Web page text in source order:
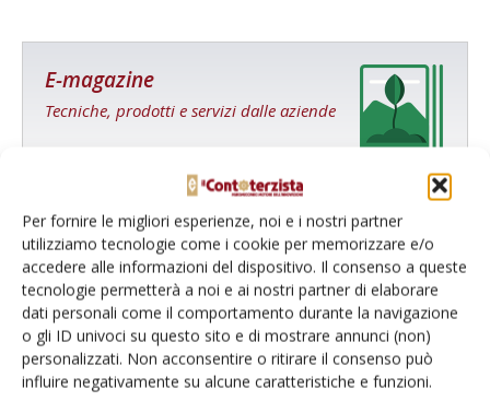
Per fornire le migliori esperienze, noi e i nostri partner
utilizziamo tecnologie come i cookie per memorizzare e/o
accedere alle informazioni del dispositivo. Il consenso a queste
tecnologie permetterà a noi e ai nostri partner di elaborare
dati personali come il comportamento durante la navigazione
o gli ID univoci su questo sito e di mostrare annunci (non)
personalizzati. Non acconsentire o ritirare il consenso può
influire negativamente su alcune caratteristiche e funzioni.
E-magazine
Tecniche, prodotti e servizi dalle aziende
Catalogo Aziende e Prodotti
Un modo semplice per cercare un'azienda o un
prodotto!